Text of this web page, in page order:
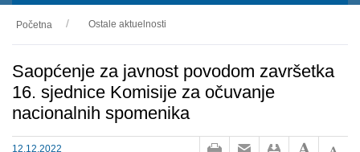
O nama
Zakonski okviri
Aktivnosti
Nacionalni spomenici
Početna Ostale aktuelnosti
Saopćenje za javnost povodom završetka
16. sjednice Komisije za očuvanje
nacionalnih spomenika
12.12.2022